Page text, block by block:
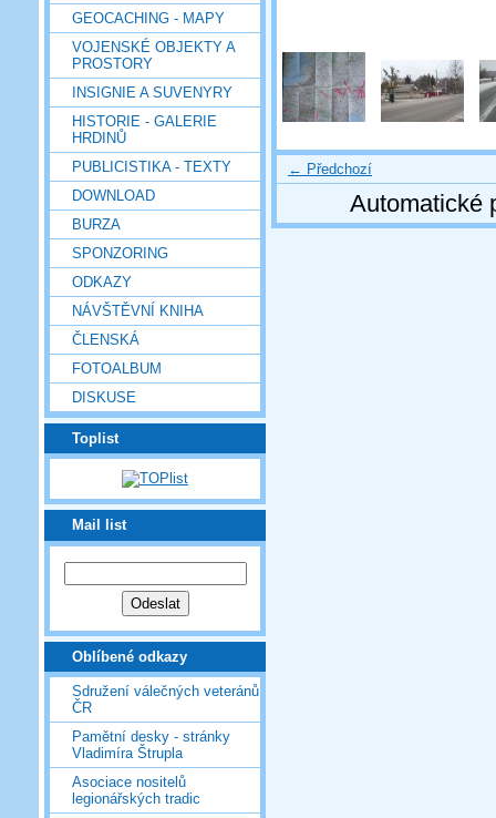
GEOCACHING - MAPY
VOJENSKÉ OBJEKTY A
PROSTORY
INSIGNIE A SUVENYRY
HISTORIE - GALERIE
HRDINŮ
PUBLICISTIKA - TEXTY
DOWNLOAD
BURZA
SPONZORING
ODKAZY
NÁVŠTĚVNÍ KNIHA
ČLENSKÁ
FOTOALBUM
DISKUSE
Toplist
Mail list
Oblíbené odkazy
Sdružení válečných veteránů
ČR
Pamětní desky - stránky
Vladimíra Štrupla
Asociace nositelů
legionářských tradic
← Předchozí
Automatické